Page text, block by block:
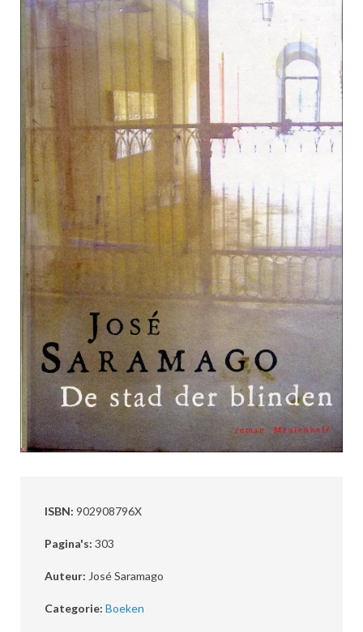
ISBN: 902908796X
Pagina's: 303
Auteur: José Saramago
Categorie: Boeken